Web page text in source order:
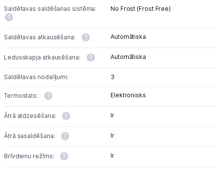
Saldētavas saldēšanas sistēma: No Frost (Frost Free)
Saldētavas atkausēšana: Automātiska
Ledusskapja atkausēšana: Automātiska
Saldētavas nodalījumi: 3
Termostats: Elektronisks
Ātrā atdzesēšana: Ir
Ātrā sasaldēšana: Ir
Brīvdienu režīms: Ir